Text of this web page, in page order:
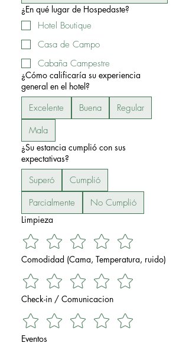
¿En qué lugar de Hospedaste?
Hotel Boutique
Casa de Campo
Cabaña Campestre
¿Cómo calificaría su experiencia
general en el hotel?
Excelente Buena
Regular
Mala
¿Su estancia cumplió con sus
expectativas?
Superó
Cumplió
Parcialmente
No Cumplió
Limpieza
Comodidad (Cama, Temperatura, ruido)
Check-in / Comunicacion
Eventos